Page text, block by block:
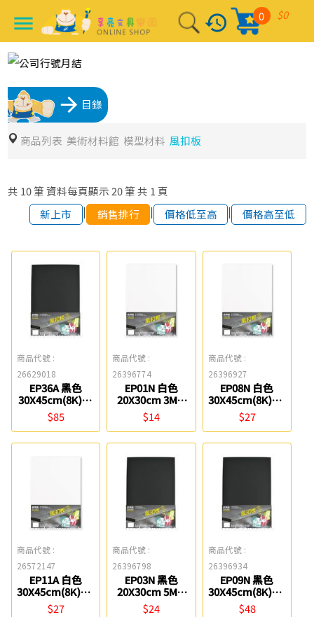
menu history $0
0
arrow_forward 目錄
商品列表 美術材料館 模型材料 風扣板
共 10筆 資料每頁顯示 20筆 共 1 頁
新上市
| 銷售排行 | 價格低至高 | 價格高至低
商品代號 :
26629018
EP36A 黑色
30X45cm(8K)10
MM風扣板 紙博
館
$85
商品代號 :
26396774
EP01N 白色
20X30cm 3MM
風扣板 紙博館
$14
商品代號 :
26396927
EP08N 白色
30X45cm(8K)5M
M風扣板 紙博館
$27
商品代號 :
26572147
EP11A 白色
30X45cm(8K)3M
M風扣板 紙博館
$27
商品代號 :
26396798
EP03N 黑色
20X30cm 5MM
風扣板 紙博館
$24
商品代號 :
26396934
EP09N 黑色
30X45cm(8K)5M
M風扣板 紙博館
$48